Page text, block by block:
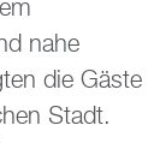
nahe
die Gäste
Stadt.